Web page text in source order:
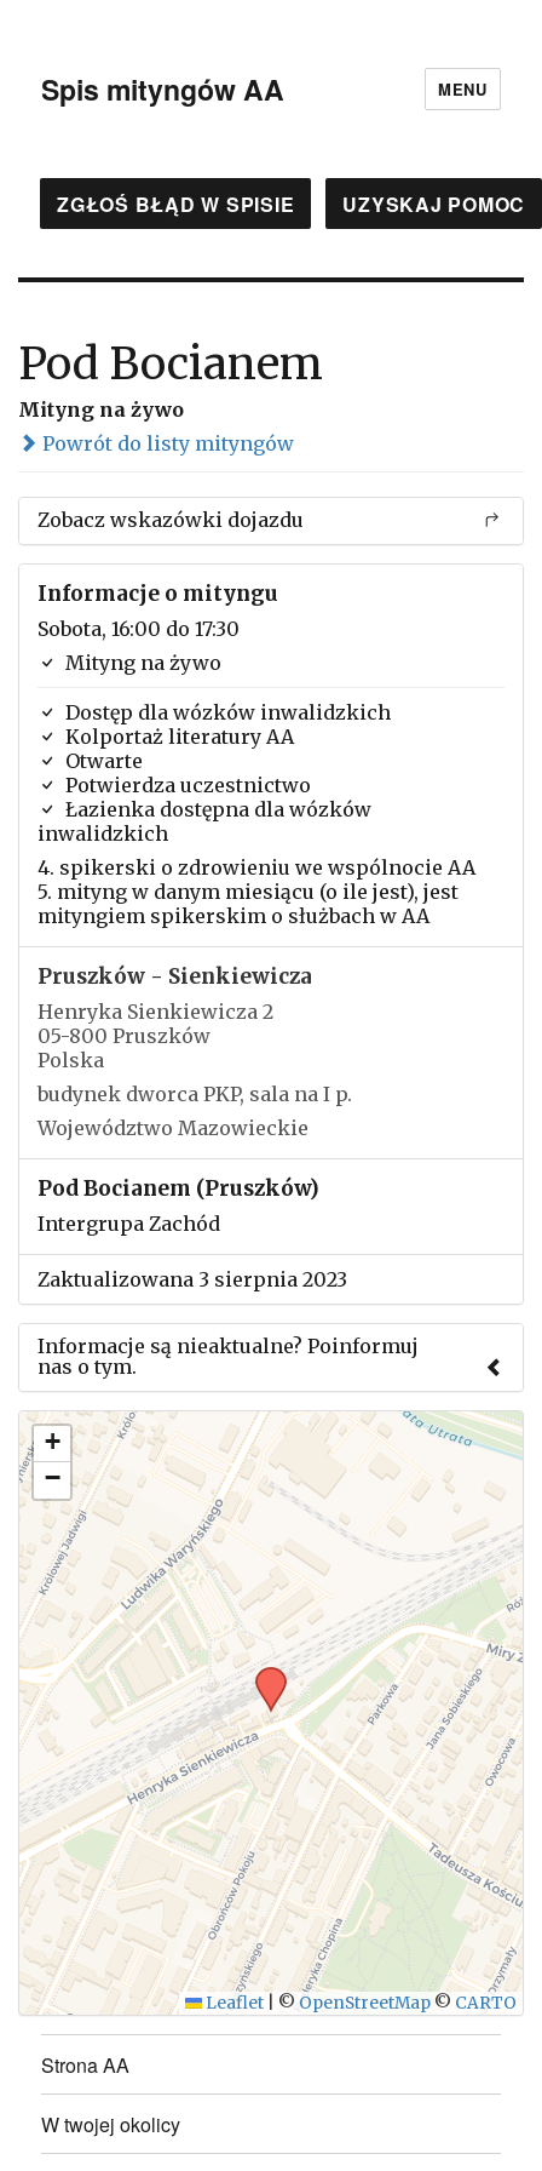
Spis mityngów AA MENU
ZGŁOŚ BŁĄD W SPISIE UZYSKAJ POMOC
Pod Bocianem
Mityng na żywo
Powrót do listy mityngów
Zobacz wskazówki dojazdu
Informacje o mityngu
Sobota, 16:00 do 17:30
Mityng na żywo
Dostęp dla wózków inwalidzkich
Kolportaż literatury AA
Otwarte
Potwierdza uczestnictwo
Łazienka dostępna dla wózków
inwalidzkich
4. spikerski o zdrowieniu we wspólnocie AA
5. mityng w danym miesiącu (o ile jest), jest
mityngiem spikerskim o służbach w AA
Pruszków - Sienkiewicza
Henryka Sienkiewicza 2
05-800 Pruszków
Polska
budynek dworca PKP, sala na I p.
Województwo Mazowieckie
Pod Bocianem (Pruszków)
Intergrupa Zachód
Zaktualizowana 3 sierpnia 2023
Informacje są nieaktualne? Poinformuj
nas o tym.
Użyj tego formularza aby przesłać informację o
zmianach w powyższym mityngu.
WYŚLIJ
+
−
Leaflet © OpenStreetMap © CARTO
Strona AA
W twojej okolicy